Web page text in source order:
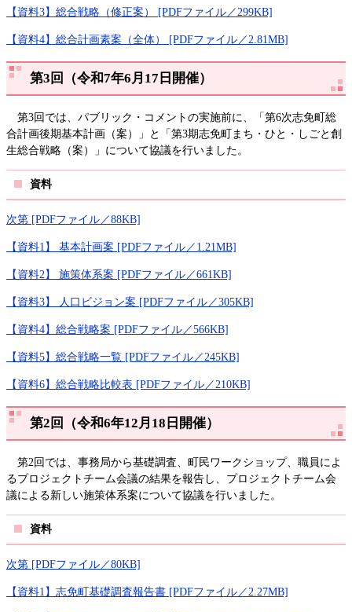
【資料3】総合戦略（修正案） [PDFファイル／299KB]
【資料4】総合計画素案（全体） [PDFファイル／2.81MB]
第3回（令和7年6月17日開催）
第3回では、パブリック・コメントの実施前に、「第6次志免町総
合計画後期基本計画（案）」と「第3期志免町まち・ひと・しごと創
生総合戦略（案）」について協議を行いました。
資料
次第 [PDFファイル／88KB]
【資料1】 基本計画案 [PDFファイル／1.21MB]
【資料2】 施策体系案 [PDFファイル／661KB]
【資料3】 人口ビジョン案 [PDFファイル／305KB]
【資料4】総合戦略案 [PDFファイル／566KB]
【資料5】総合戦略一覧 [PDFファイル／245KB]
【資料6】総合戦略比較表 [PDFファイル／210KB]
第2回（令和6年12月18日開催）
第2回では、事務局から基礎調査、町民ワークショップ、職員によ
るプロジェクトチーム会議の結果を報告し、プロジェクトチーム会
議による新しい施策体系案について協議を行いました。
資料
次第 [PDFファイル／80KB]
【資料1】志免町基礎調査報告書 [PDFファイル／2.27MB]